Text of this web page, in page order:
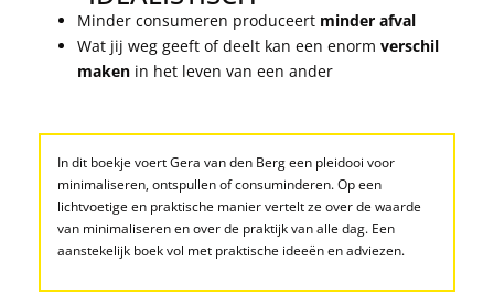
Minder consumeren produceert minder afval
Wat jij weg geeft of deelt kan een enorm verschil
maken in het leven van een ander
In dit boekje voert Gera van den Berg een pleidooi voor
minimaliseren, ontspullen of consuminderen. Op een
lichtvoetige en praktische manier vertelt ze over de waarde
van minimaliseren en over de praktijk van alle dag. Een
aanstekelijk boek vol met praktische ideeën en adviezen.